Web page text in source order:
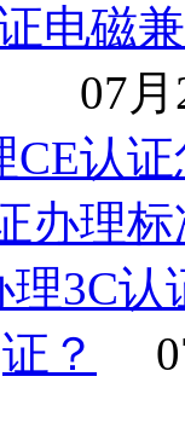
电磁
07
CE认
办理
3C
证？